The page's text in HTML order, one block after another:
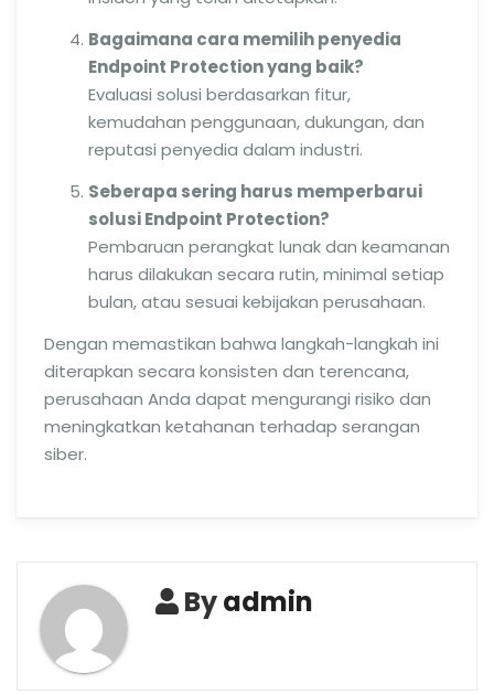
Bagaimana cara memilih penyedia
Endpoint Protection yang baik?
Evaluasi solusi berdasarkan fitur,
kemudahan penggunaan, dukungan, dan
reputasi penyedia dalam industri.
Seberapa sering harus memperbarui
solusi Endpoint Protection?
Pembaruan perangkat lunak dan keamanan
harus dilakukan secara rutin, minimal setiap
bulan, atau sesuai kebijakan perusahaan.
Dengan memastikan bahwa langkah-langkah ini
diterapkan secara konsisten dan terencana,
perusahaan Anda dapat mengurangi risiko dan
meningkatkan ketahanan terhadap serangan
siber.
Byadmin